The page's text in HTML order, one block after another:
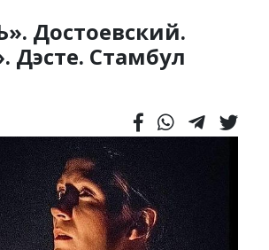
Достоевский.
Дэсте. Стамбул